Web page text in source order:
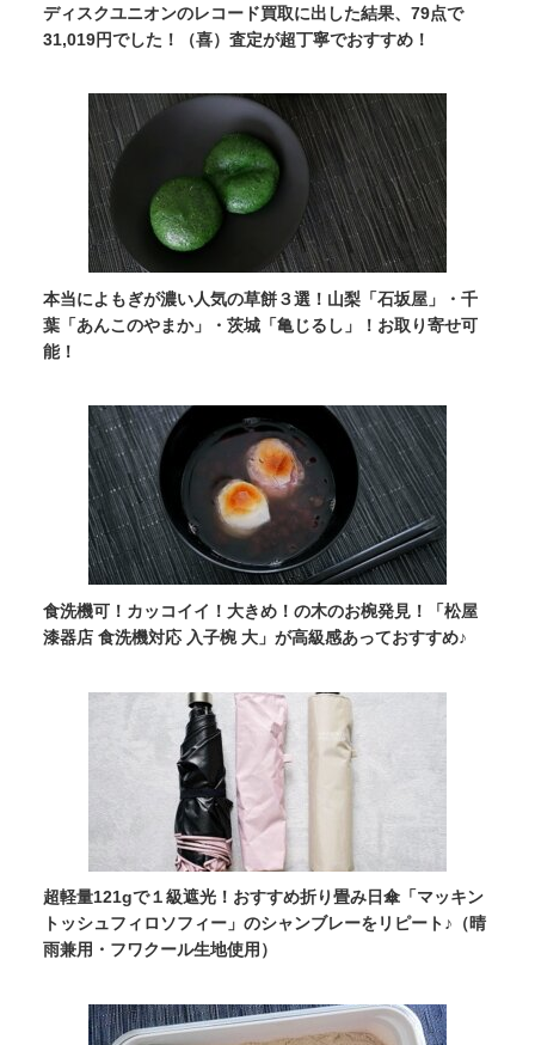
ディスクユニオンのレコード買取に出した結果、79点で
31,019円でした！（喜）査定が超丁寧でおすすめ！
本当によもぎが濃い人気の草餅３選！山梨「石坂屋」・千
葉「あんこのやまか」・茨城「亀じるし」！お取り寄せ可
能！
食洗機可！カッコイイ！大きめ！の木のお椀発見！「松屋
漆器店 食洗機対応 入子椀 大」が高級感あっておすすめ♪
超軽量121gで１級遮光！おすすめ折り畳み日傘「マッキン
トッシュフィロソフィー」のシャンブレーをリピート♪（晴
雨兼用・フワクール生地使用）